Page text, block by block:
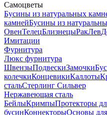
Самоцветы
Бусины из натуральных
камнейБусины из
ОвенТелецБлизнецыРакЛев
Имитации
Фурнитура
Люкс фурнитура
ШвензыПодвескиЗамочки
колечкиКонцевикиКаллоты
стальСтерлинг Сильвер
Нержавеющая сталь
БейлыКримпыПротекторы
бусинКоннекторыОсновы